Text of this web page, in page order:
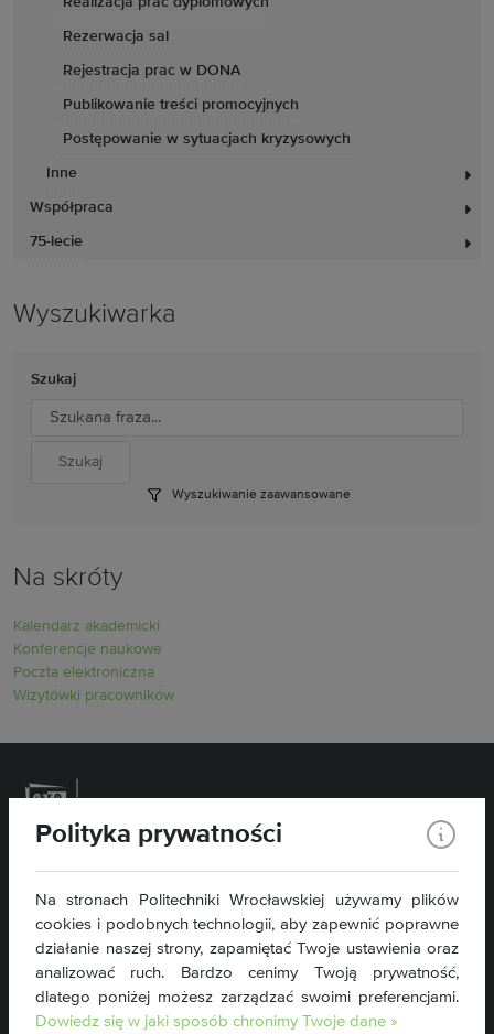
Rezerwacja sal
Rejestracja prac w DONA
Publikowanie treści promocyjnych
Postępowanie w sytuacjach kryzysowych
Inne
Współpraca
75-lecie
Wyszukiwarka
Szukaj
Wyszukiwanie zaawansowane
Na skróty
Kalendarz akademicki
Konferencje naukowe
Poczta elektroniczna
Wizytówki pracowników
Wydział Inżynierii Środowiska
Plac Grunwaldzki 13
50-377 Wrocław
tel. 71 320 46 76
wis@pwr.edu.pl
NIP: 896-000-58-51
Polityka prywatności
Na stronach Politechniki Wrocławskiej używamy plików
cookies i podobnych technologii, aby zapewnić poprawne
działanie naszej strony, zapamiętać Twoje ustawienia oraz
analizować ruch. Bardzo cenimy Twoją prywatność,
dlatego poniżej możesz zarządzać swoimi preferencjami.
Dowiedz się w jaki sposób chronimy Twoje dane »